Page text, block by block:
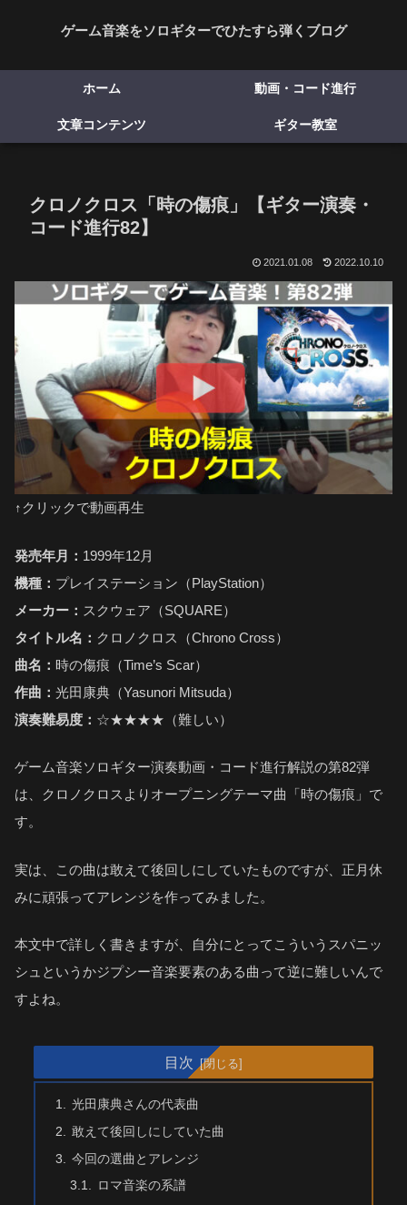
ゲーム音楽をソロギターでひたすら弾くブログ
ホーム 動画・コード進行
文章コンテンツ ギター教室
クロノクロス「時の傷痕」【ギター演奏・
コード進行82】
2021.01.08 2022.10.10
↑クリックで動画再生
発売年月： 1999年12月
機種： プレイステーション（PlayStation）
メーカー： スクウェア（SQUARE）
タイトル名： クロノクロス（Chrono Cross）
曲名： 時の傷痕（Time’s Scar）
作曲： 光田康典（Yasunori Mitsuda）
演奏難易度： ☆★★★★（難しい）
ゲーム音楽ソロギター演奏動画・コード進行解説の第82弾
は、クロノクロスよりオープニングテーマ曲「時の傷痕」で
す。
実は、この曲は敢えて後回しにしていたものですが、正月休
みに頑張ってアレンジを作ってみました。
本文中で詳しく書きますが、自分にとってこういうスパニッ
シュというかジプシー音楽要素のある曲って逆に難しいんで
すよね。
目次
光田康典さんの代表曲
敢えて後回しにしていた曲
今回の選曲とアレンジ
ロマ音楽の系譜